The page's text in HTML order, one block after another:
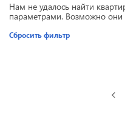
Нам не удалось найти
параметрами. Возможно они
Сбросить фильтр